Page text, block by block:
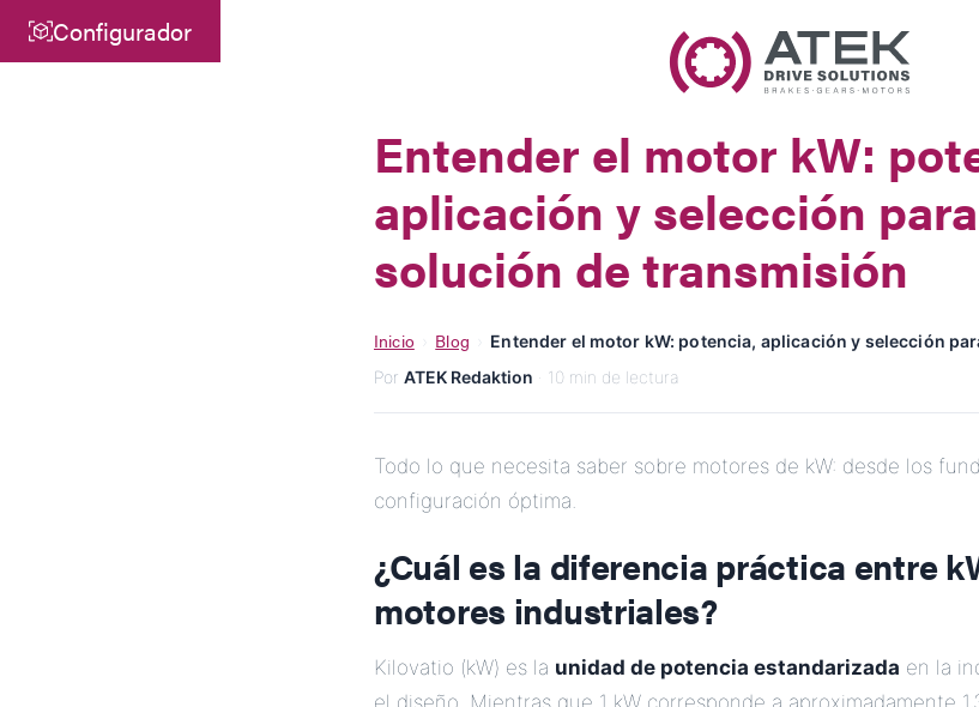
Nombre
Nombre de la Empresa
Correo Electrónico
Dirección
Configurador
Entender el motor kW:
aplicación y selección
solución de transmisión
Inicio Blog
Entender el motor kW: potencia, aplicación y selección
Por ATEK Redaktion · 10 min de lectura
Todo lo que necesita saber sobre motores de kW: desde los
configuración óptima.
¿Cuál es la diferencia práctica entre
motores industriales?
Kilovatio (kW) es la unidad de potencia estandarizada en la